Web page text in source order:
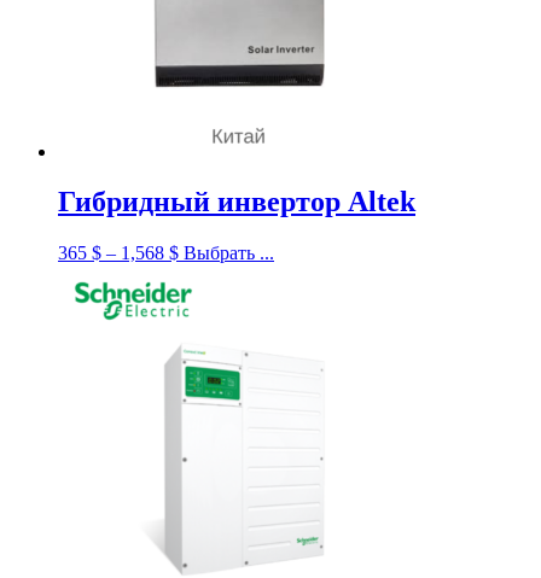
Гибридный инвертор Altek
365 $ – 1,568 $ Выбрать ...